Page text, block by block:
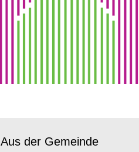
Aus der Gemeinde